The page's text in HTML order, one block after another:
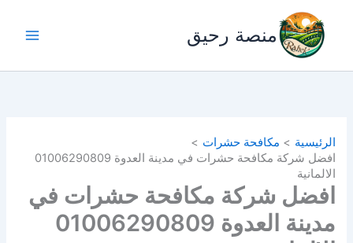
المحتوى
منصة رحيق
الرئيسية
مكافحة حشرات
افضل شركة مكافحة حشرات في مدينة العدوة 01006290809
الالمانية
افضل شركة مكافحة حشرات في
مدينة العدوة 01006290809